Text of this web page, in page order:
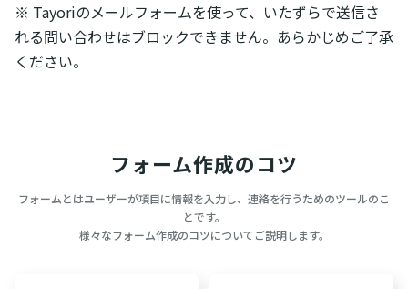
※ Tayoriのメールフォームを使って、いたずらで送信さ
れる問い合わせはブロックできません。あらかじめご了承
ください。
フォーム作成のコツ
フォームとはユーザーが項目に情報を入力し、連絡を行うためのツールのこ
とです。
様々なフォーム作成のコツについてご説明します。